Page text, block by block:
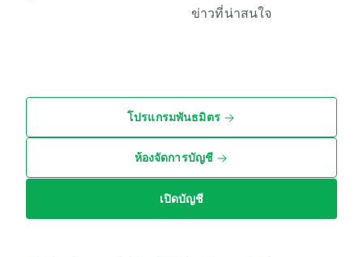
ข่าวที่น่าสนใจ
โปรแกรมพันธมิตร
ห้องจัดการบัญชี
เปิดบัญชี